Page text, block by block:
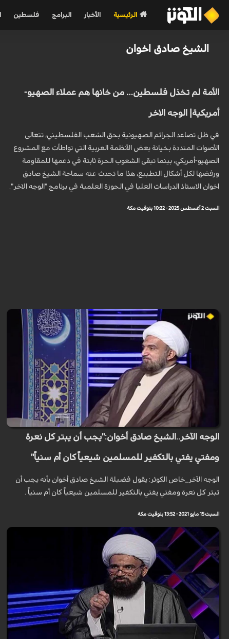
الرئيسية الأخبار البرامج فلسطين
الشيخ صادق اخوان
الأمة لم تخذل فلسطين… من خانها هم عملاء الصهيو-
أمريكية| الوجه الاخر
في ظل تصاعد الجرائم الصهيونية بحق الشعب الفلسطيني، تتعالى
الأصوات المنددة بخيانة بعض الأنظمة العربية التي تواطأت مع المشروع
الصهيو-أمريكي، بينما تبقى الشعوب الحرة ثابتة في دعمها للمقاومة
ورفضها لكل أشكال التطبيع، هذا ما تحدث عنه سماحة الشيخ صادق
اخوان الاستاذ الدراسات العليا في الحوزة العلمية في برنامج "الوجه الاخر".
السبت 2 أغسطس 2025 - 10:22 بتوقيت مكة
الوجه الآخر..الشيخ صادق أخوان:"يجب أن يبتر كل نعرة
ومفتي يفتي بالتكفير للمسلمين شيعياً كان أم سنياً"
الوجه الآخر_خاص الكوثر: يقول فضيلة الشيخ صادق أخوان بأنه يجب أن
تبتر كل نعرة ومفتي يفتي بالتكفير للمسلمين شيعياً كان أم سنياً .
السبت 15 مايو 2021 - 13:52 بتوقيت مكة